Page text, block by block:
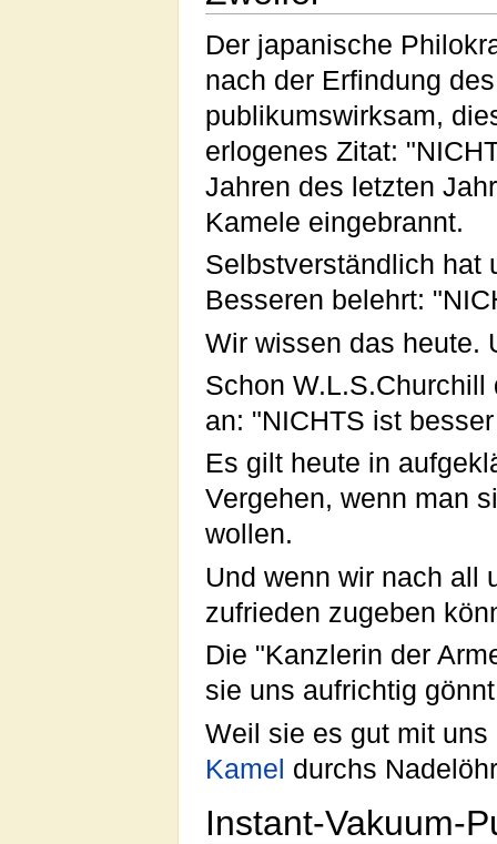
Der japanische
nach der Erfindung
publikumswirksam,
erlogenes Zitat:
Jahren des letzten
Kamele eingebrannt.
Selbstverständlich hat
Besseren belehrt:
Wir wissen das heute.
Schon
an: "NICHTS ist
Es gilt heute in
Vergehen, wenn man
wollen.
Und wenn wir nach all
zufrieden zugeben
Die "Kanzlerin der
sie uns aufrichtig
Weil sie es gut mit
Kamel durchs
Instant-Vakuum-